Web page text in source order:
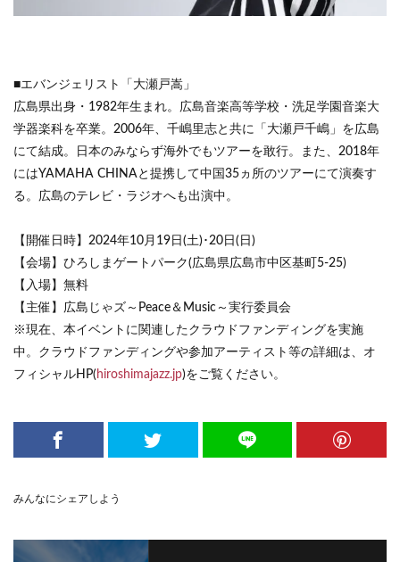
■エバンジェリスト「大瀬戸嵩」
広島県出身・1982年生まれ。広島音楽高等学校・洗足学園音楽大
学器楽科を卒業。2006年、千嶋里志と共に「大瀬戸千嶋」を広島
にて結成。日本のみならず海外でもツアーを敢行。また、2018年
にはYAMAHA CHINAと提携して中国35ヵ所のツアーにて演奏す
る。広島のテレビ・ラジオへも出演中。
【開催日時】2024年10月19日(土)･20日(日)
【会場】ひろしまゲートパーク(広島県広島市中区基町5-25)
【入場】無料
【主催】広島じゃズ～Peace＆Music～実行委員会
※現在、本イベントに関連したクラウドファンディングを実施
中。クラウドファンディングや参加アーティスト等の詳細は、オ
フィシャルHP( hiroshimajazz.jp)をご覧ください。
みんなにシェアしよう